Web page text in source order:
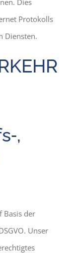
Protokolls
Diensten.
Basis der
Unser